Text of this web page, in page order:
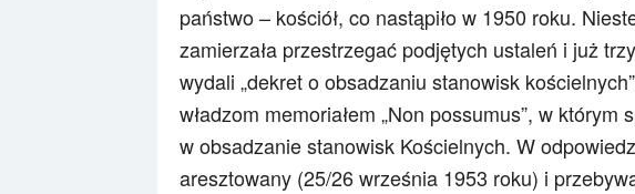
państwo – kościół, co nastąpiło w 1950 roku.
zamierzała przestrzegać podjętych ustaleń i już
wydali „dekret o obsadzaniu stanowisk
władzom memoriałem „Non possumus”, w którym
w obsadzanie stanowisk Kościelnych. W
aresztowany (25/26 września 1953 roku) i